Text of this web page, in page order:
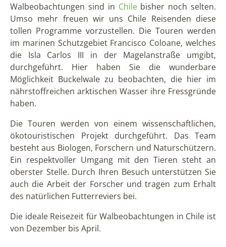
Walbeobachtungen sind in Chilebisher noch selten.
Umso mehr freuen wir uns Chile Reisenden diese
tollen Programme vorzustellen. Die Touren werden
im marinen Schutzgebiet Francisco Coloane, welches
die Isla Carlos III in der Magelanstraße umgibt,
durchgeführt. Hier haben Sie die wunderbare
Möglichkeit Buckelwale zu beobachten, die hier im
nährstoffreichen arktischen Wasser ihre Fressgründe
haben.
Die Touren werden von einem wissenschaftlichen,
ökotouristischen Projekt durchgeführt. Das Team
besteht aus Biologen, Forschern und Naturschützern.
Ein respektvoller Umgang mit den Tieren steht an
oberster Stelle. Durch Ihren Besuch unterstützen Sie
auch die Arbeit der Forscher und tragen zum Erhalt
des natürlichen Futterreviers bei.
Die ideale Reisezeit für Walbeobachtungen in Chile ist
von Dezember bis April.